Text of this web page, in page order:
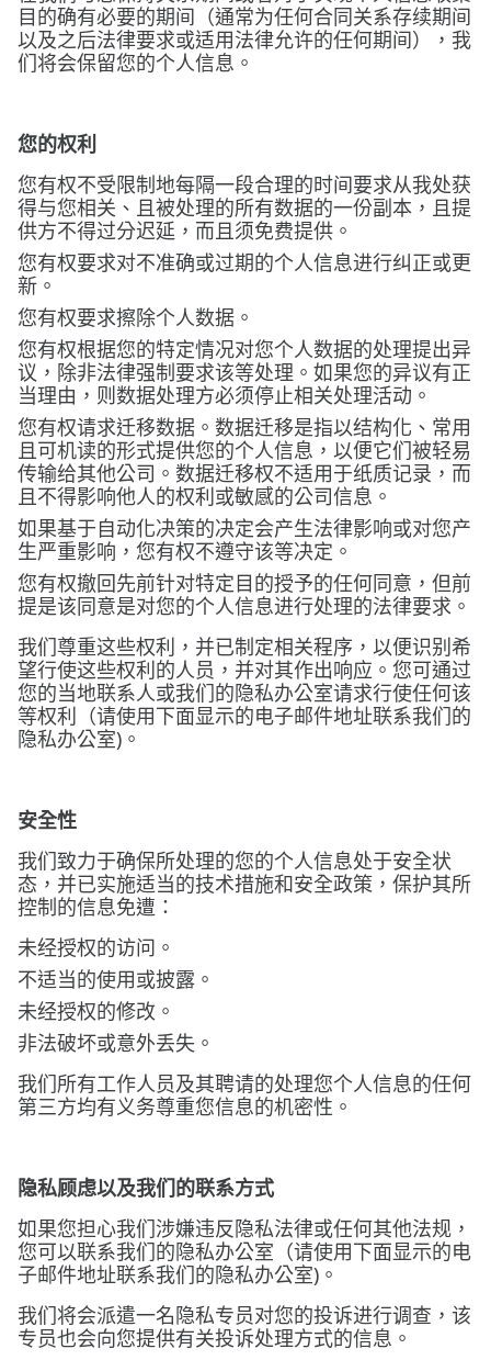
目的确有必要的期间（通常为任何合同关系存续期间
以及之后法律要求或适用法律允许的任何期间），我
们将会保留您的个人信息。
您的权利
您有权不受限制地每隔一段合理的时间要求从我处获
得与您相关、且被处理的所有数据的一份副本，且提
供方不得过分迟延，而且须免费提供。
您有权要求对不准确或过期的个人信息进行纠正或更
新。
您有权要求擦除个人数据。
您有权根据您的特定情况对您个人数据的处理提出异
议，除非法律强制要求该等处理。如果您的异议有正
当理由，则数据处理方必须停止相关处理活动。
您有权请求迁移数据。数据迁移是指以结构化、常用
且可机读的形式提供您的个人信息，以便它们被轻易
传输给其他公司。数据迁移权不适用于纸质记录，而
且不得影响他人的权利或敏感的公司信息。
如果基于自动化决策的决定会产生法律影响或对您产
生严重影响，您有权不遵守该等决定。
您有权撤回先前针对特定目的授予的任何同意，但前
提是该同意是对您的个人信息进行处理的法律要求。
我们尊重这些权利，并已制定相关程序，以便识别希
望行使这些权利的人员，并对其作出响应。您可通过
您的当地联系人或我们的隐私办公室请求行使任何该
等权利（请使用下面显示的电子邮件地址联系我们的
隐私办公室)。
安全性
我们致力于确保所处理的您的个人信息处于安全状
态，并已实施适当的技术措施和安全政策，保护其所
控制的信息免遭：
未经授权的访问。
不适当的使用或披露。
未经授权的修改。
非法破坏或意外丢失。
我们所有工作人员及其聘请的处理您个人信息的任何
第三方均有义务尊重您信息的机密性。
隐私顾虑以及我们的联系方式
如果您担心我们涉嫌违反隐私法律或任何其他法规，
您可以联系我们的隐私办公室（请使用下面显示的电
子邮件地址联系我们的隐私办公室)。
我们将会派遣一名隐私专员对您的投诉进行调查，该
专员也会向您提供有关投诉处理方式的信息。